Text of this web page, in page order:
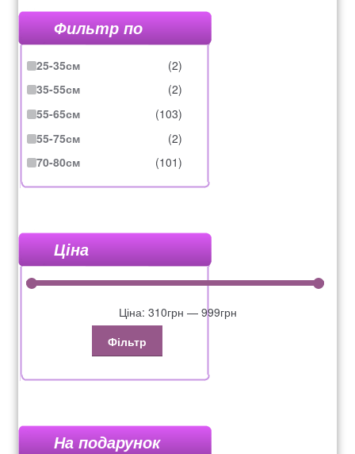
Фильтр по
25-35см
(2)
35-55см
(2)
55-65см
(103)
55-75см
(2)
70-80см
(101)
Ціна
Ціна: 310грн — 999грн
Фільтр
На подарунок